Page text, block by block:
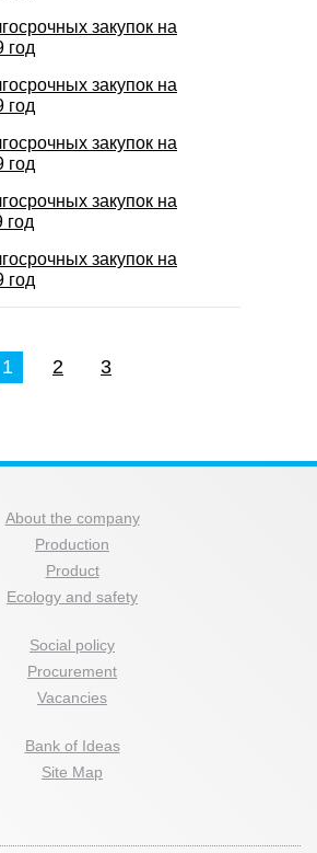
закупок на
год
закупок на
год
закупок на
год
закупок на
год
закупок на
год
1 2 3
About the company
Production
Product
Ecology and safety
Social policy
Procurement
Vacancies
Bank of Ideas
Site Map